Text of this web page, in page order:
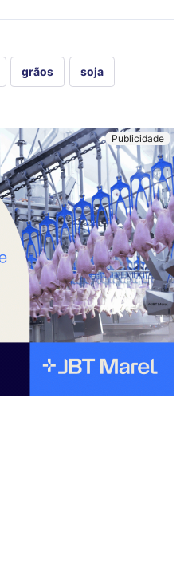
grãos soja